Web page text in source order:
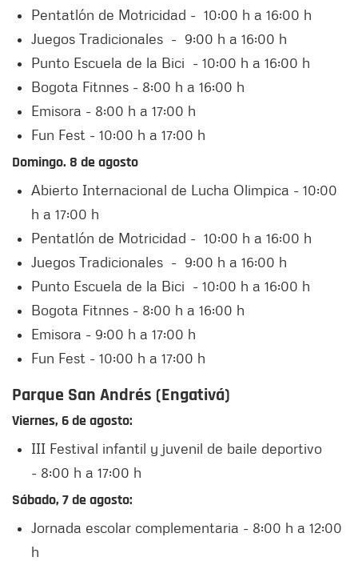
Pentatlón de Motricidad - 10:00 h a 16:00 h
Juegos Tradicionales - 9:00 h a 16:00 h
Punto Escuela de la Bici - 10:00 h a 16:00 h
Bogota Fitnnes - 8:00 h a 16:00 h
Emisora - 8:00 h a 17:00 h
Fun Fest - 10:00 h a 17:00 h
Domingo. 8 de agosto
Abierto Internacional de Lucha Olimpica - 10:00
h a 17:00 h
Pentatlón de Motricidad - 10:00 h a 16:00 h
Juegos Tradicionales - 9:00 h a 16:00 h
Punto Escuela de la Bici - 10:00 h a 16:00 h
Bogota Fitnnes - 8:00 h a 16:00 h
Emisora - 9:00 h a 17:00 h
Fun Fest - 10:00 h a 17:00 h
Parque San Andrés (Engativá)
Viernes, 6 de agosto:
III Festival infantil y juvenil de baile deportivo
- 8:00 h a 17:00 h
Sábado, 7 de agosto:
Jornada escolar complementaria - 8:00 h a 12:00
h